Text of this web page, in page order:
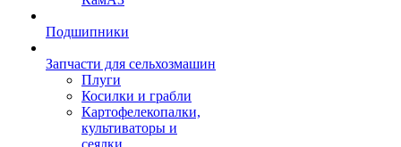
Подшипники
Запчасти для сельхозмашин
Плуги
Косилки и грабли
Картофелекопалки,
культиваторы и
сеялки